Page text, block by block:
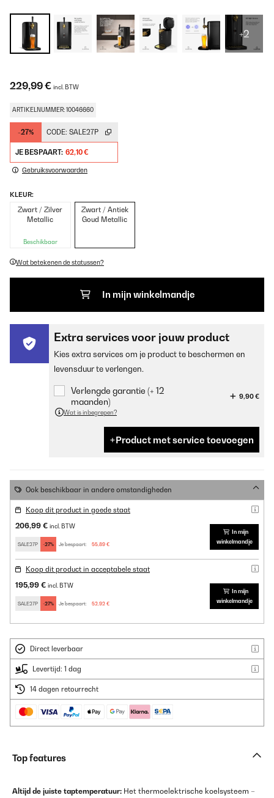
+2
229,99 € incl. BTW
ARTIKELNUMMER: 10046660
-27% CODE: SALE27P
JE BESPAART: 62,10 €
Gebruiksvoorwaarden
KLEUR:
Zwart / Zilver
Metallic
Beschikbaar
Zwart / Antiek
Goud Metallic
Wat betekenen de statussen?
In mijn winkelmandje
Extra services voor jouw product
Kies extra services om je product te beschermen en
levensduur te verlengen.
Verlengde garantie (+ 12
maanden)
9,90 €
Wat is inbegrepen?
Product met service toevoegen
Ook beschikbaar in andere omstandigheden
Koop dit product in goede staat
206,99 € incl. BTW
SALE27P -27% Je bespaart: 55,89 €
In mijn
winkelmandje
Koop dit product in acceptabele staat
195,99 € incl. BTW
SALE27P -27% Je bespaart: 52,92 €
In mijn
winkelmandje
Direct leverbaar
Levertijd: 1 dag
14 dagen retourrecht
Top features
Altijd de juiste taptemperatuur: Het thermoelektrische koelsysteem –